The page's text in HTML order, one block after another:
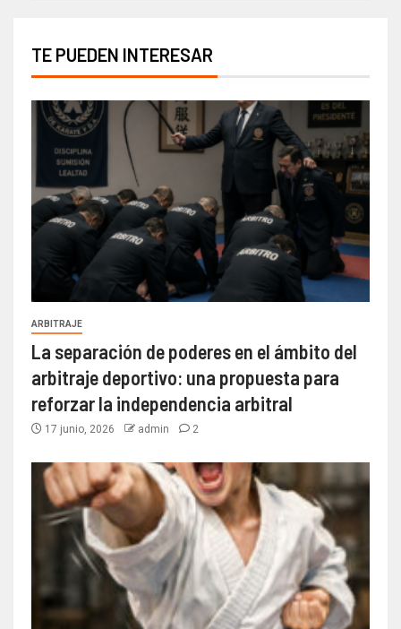
TE PUEDEN INTERESAR
ARBITRAJE
La separación de poderes en el ámbito del
arbitraje deportivo: una propuesta para
reforzar la independencia arbitral
17 junio, 2026 admin 2